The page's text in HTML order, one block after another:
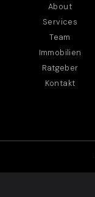
About
Services
Team
Immobilien
Ratgeber
Kontakt